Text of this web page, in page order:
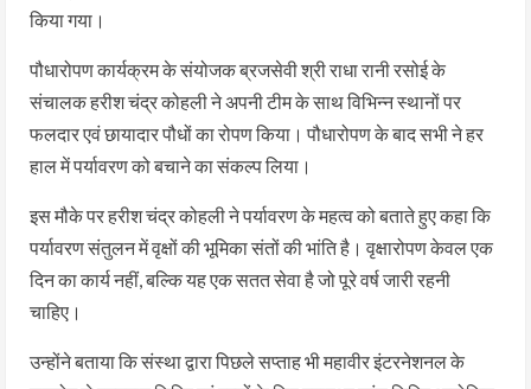
किया गया।
पौधारोपण कार्यक्रम के संयोजक ब्रजसेवी श्री राधा रानी रसोई के
संचालक हरीश चंद्र कोहली ने अपनी टीम के साथ विभिन्न स्थानों पर
फलदार एवं छायादार पौधों का रोपण किया। पौधारोपण के बाद सभी ने हर
हाल में पर्यावरण को बचाने का संकल्प लिया।
इस मौके पर हरीश चंद्र कोहली ने पर्यावरण के महत्व को बताते हुए कहा कि
पर्यावरण संतुलन में वृक्षों की भूमिका संतों की भांति है। वृक्षारोपण केवल एक
दिन का कार्य नहीं, बल्कि यह एक सतत सेवा है जो पूरे वर्ष जारी रहनी
चाहिए।
उन्होंने बताया कि संस्था द्वारा पिछले सप्ताह भी महावीर इंटरनेशनल के